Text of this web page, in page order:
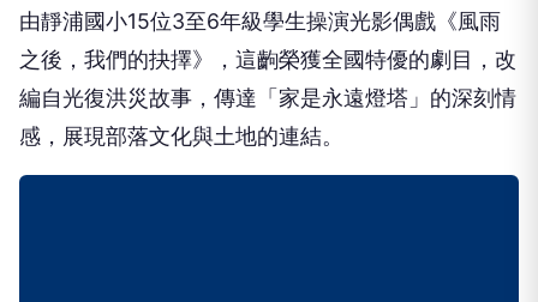
由靜浦國小15位3至6年級學生操演光影偶戲《風雨
之後，我們的抉擇》，這齣榮獲全國特優的劇目，改
編自光復洪災故事，傳達「家是永遠燈塔」的深刻情
感，展現部落文化與土地的連結。